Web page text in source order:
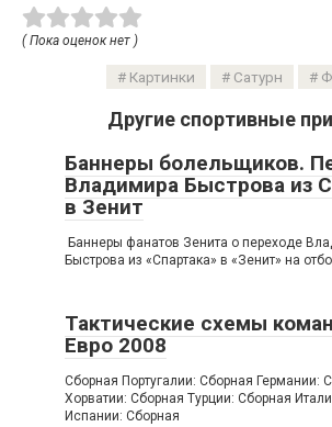
( Пока оценок нет )
Картинки Сатурн
Другие спортивные
Баннеры болельщиков.
Владимира Быстрова из
в Зенит
Баннеры фанатов Зенита о переходе
Быстрова из «Спартака» в «Зенит» на
Тактические схемы
Евро 2008
Сборная Португалии: Сборная Германии:
Хорватии: Сборная Турции: Сборная
Испании: Сборная